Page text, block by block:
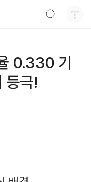
0.330 기
등극!